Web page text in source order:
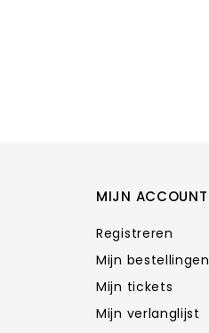
MIJN ACCOUNT
Registreren
Mijn bestellingen
Mijn tickets
Mijn verlanglijst